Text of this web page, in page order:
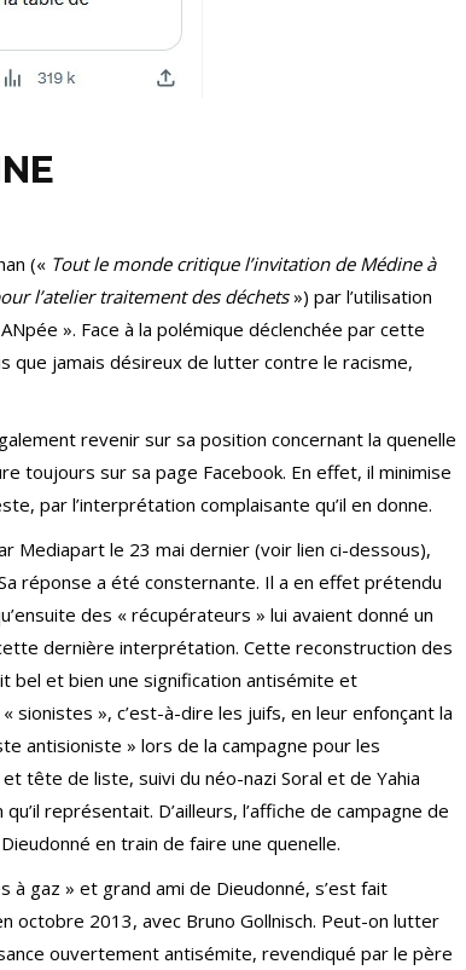
(« Tout le monde critique l’invitation de Médine à
l’atelier traitement des déchets») par l’utilisation
». Face à la polémique déclenchée par cette
que jamais désireux de lutter contre le racisme,
revenir sur sa position concernant la quenelle
toujours sur sa page Facebook. En effet, il minimise
par l’interprétation complaisante qu’il en donne.
Mediapart le 23 mai dernier (voir lien ci-dessous),
réponse a été consternante. Il a en effet prétendu
des « récupérateurs » lui avaient donné un
dernière interprétation. Cette reconstruction des
bel et bien une signification antisémite et
sionistes », c’est-à-dire les juifs, en leur enfonçant la
antisioniste » lors de la campagne pour les
tête de liste, suivi du néo-nazi Soral et de Yahia
représentait. D’ailleurs, l’affiche de campagne de
en train de faire une quenelle.
à gaz » et grand ami de Dieudonné, s’est fait
octobre 2013, avec Bruno Gollnisch. Peut-on lutter
ouvertement antisémite, revendiqué par le père